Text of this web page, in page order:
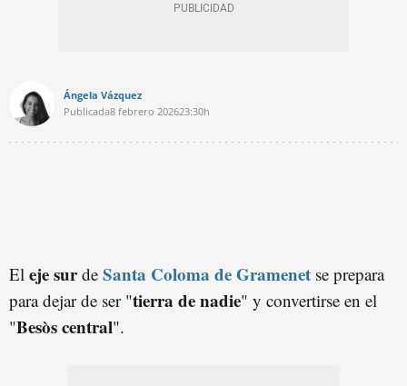
Ángela Vázquez
Publicada8 febrero 202623:30h
El eje surde Santa Coloma de Gramenet se prepara
para dejar de ser "tierra de nadie" y convertirse en el
"Besòs central".